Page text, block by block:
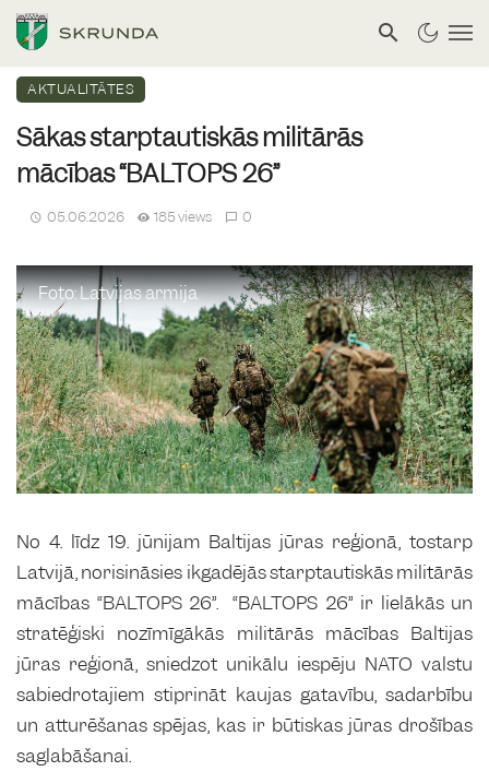
AKTUALITĀTES
Sākas starptautiskās militārās
mācības “BALTOPS 26”
05.06.2026 185 views 0
Foto: Latvijas armija
No 4. līdz 19. jūnijam Baltijas jūras reģionā, tostarp
Latvijā, norisināsies ikgadējās starptautiskās militārās
mācības “BALTOPS 26”. “BALTOPS 26” ir lielākās un
stratēģiski nozīmīgākās militārās mācības Baltijas
jūras reģionā, sniedzot unikālu iespēju NATO valstu
sabiedrotajiem stiprināt kaujas gatavību, sadarbību
un atturēšanas spējas, kas ir būtiskas jūras drošības
saglabāšanai.